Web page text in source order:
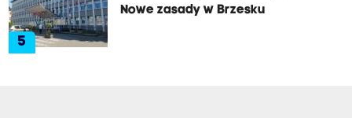
5
Nowe zasady w Brzesku